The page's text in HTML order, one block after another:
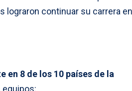
lograron continuar su carrera en
en 8 de los 10 países de la